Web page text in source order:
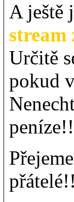
A ještě
stream
Určitě
pokud
peníze!!